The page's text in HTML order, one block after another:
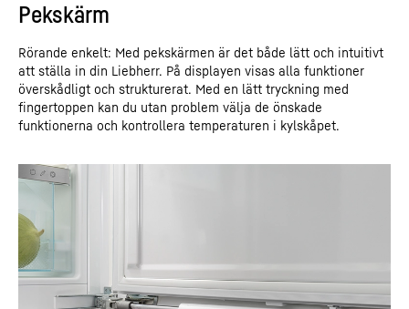
Pekskärm
Rörande enkelt: Med pekskärmen är det både lätt och intuitivt
att ställa in din Liebherr. På displayen visas alla funktioner
överskådligt och strukturerat. Med en lätt tryckning med
fingertoppen kan du utan problem välja de önskade
funktionerna och kontrollera temperaturen i kylskåpet.